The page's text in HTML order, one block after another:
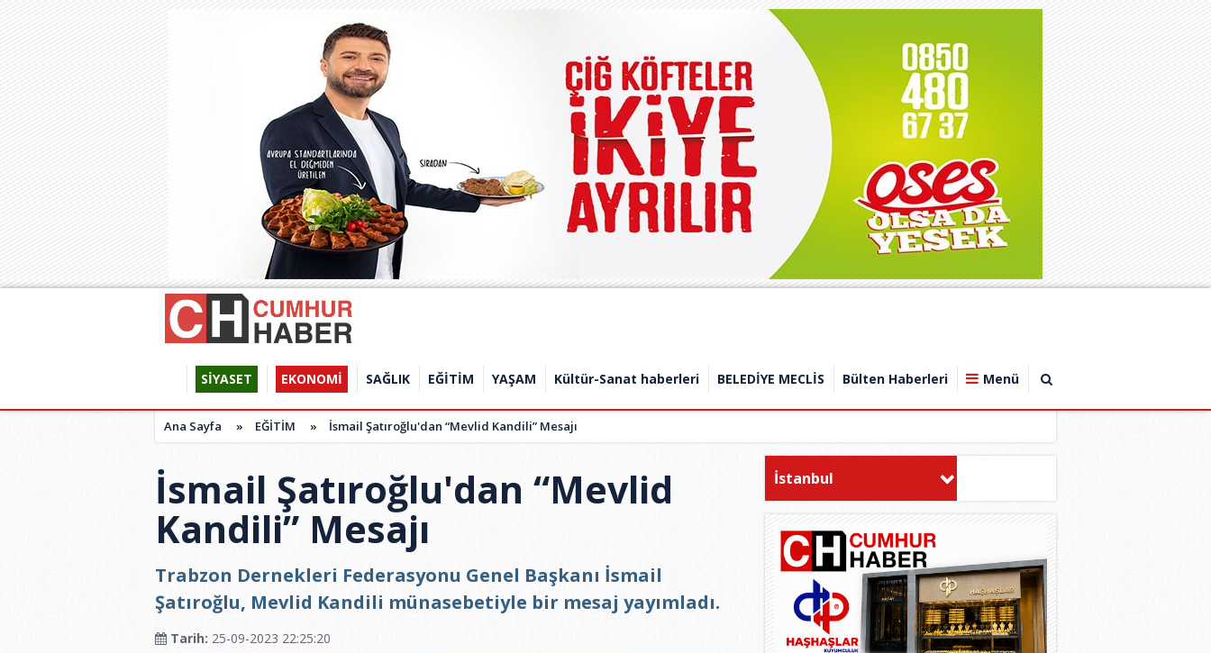
SİYASET EKONOMİ SAĞLIK EĞİTİM YAŞAM Kültür-Sanat haberleri BELEDİYE MECLİS Bülten Haberleri Menü
Ana Sayfa » EĞİTİM » İsmail Şatıroğlu'dan “Mevlid Kandili” Mesajı
İsmail Şatıroğlu'dan “Mevlid
Kandili” Mesajı
Trabzon Dernekleri Federasyonu Genel Başkanı İsmail
Şatıroğlu, Mevlid Kandili münasebetiyle bir mesaj yayımladı.
Tarih: 25-09-2023 22:25:20
İstanbul